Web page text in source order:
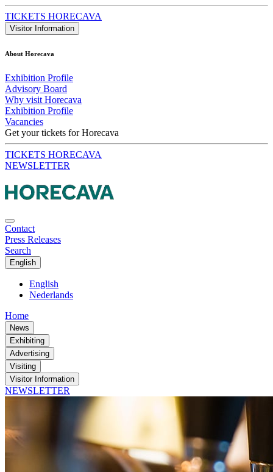
TICKETS HORECAVA
Visitor Information
About Horecava
Exhibition Profile
Advisory Board
Why visit Horecava
Exhibition Profile
Vacancies
Get your tickets for Horecava
TICKETS HORECAVA
NEWSLETTER
Contact
Press Releases
Search
English
English
Nederlands
Home
News
Exhibiting
Advertising
Visiting
Visitor Information
NEWSLETTER